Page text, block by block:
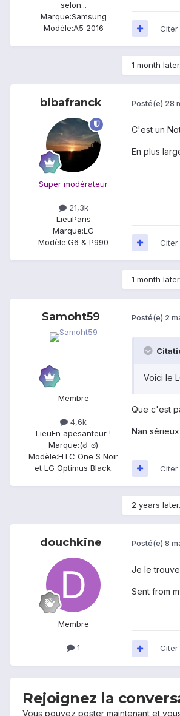
selon...
Marque:Samsung
Modèle:A5 2016 Citer
1 month
bibafranck
Super modérateur
21,3k
LieuParis
Marque:LG
Modèle:G6 & P990
Posté(e) 28
C'est un
En plus
Citer
1 month
Samoht59
Membre
4,6k
LieuEn apesanteur !
Marque:(ಠ_ಠ)
Modèle:HTC One S Noir
et LG Optimus Black.
Posté(e) 2
Voici le
Que c'est
Nan
Citer
2 years
douchkine
Membre
1
Posté(e) 8
Je le
Sent from
Citer
Rejoignez la
Vous pouvez poster maintenant et